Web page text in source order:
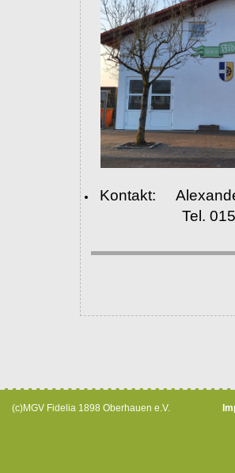
Kontakt:
Tel.
(c)MGV Fidelia 1898 Oberhauen e.V.